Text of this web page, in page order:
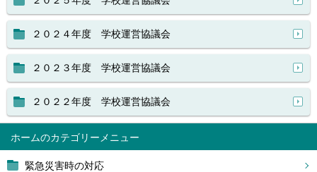
ホーム
緊急災害時の対応
２０２４年度 学校運営協議会
２０２３年度 学校運営協議会
２０２２年度 学校運営協議会